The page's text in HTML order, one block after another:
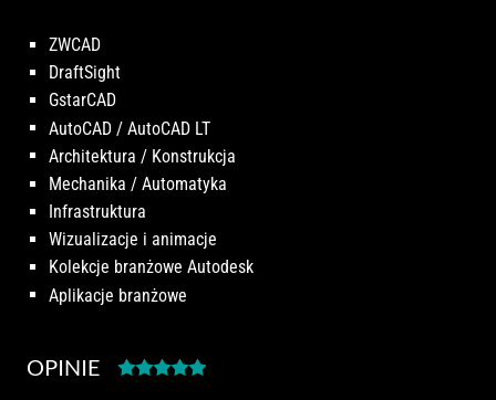
ZWCAD
DraftSight
GstarCAD
AutoCAD / AutoCAD LT
Architektura / Konstrukcja
Mechanika / Automatyka
Infrastruktura
Wizualizacje i animacje
Kolekcje branżowe Autodesk
Aplikacje branżowe
OPINIE